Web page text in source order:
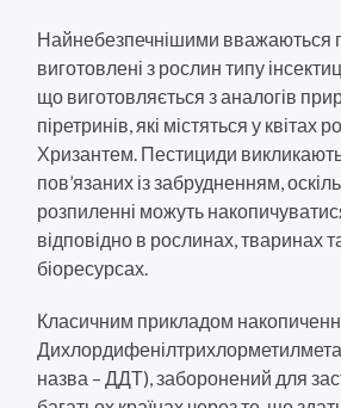
Найнебезпечнішими вважаються
виготовлені з рослин типу
що виготовляється з аналогів
піретринів, які містяться у квітах
Хризантем. Пестициди
пов’язаних із забрудненням,
розпиленні можуть
відповідно в рослинах, тваринах
біоресурсах.
Класичним прикладом
назва – ДДТ), заборонений для